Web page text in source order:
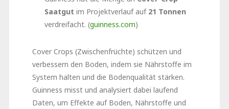
Saatgut im Projektverlauf auf 21 Tonnen
verdreifacht. (guinness.com)
Cover Crops (Zwischenfrüchte) schützen und
verbessern den Boden, indem sie Nährstoffe im
System halten und die Bodenqualität stärken.
Guinness misst und analysiert dabei laufend
Daten, um Effekte auf Boden, Nährstoffe und